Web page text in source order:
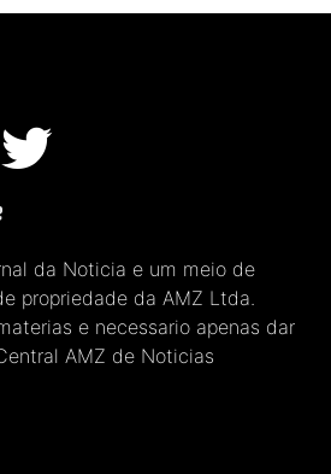
da Noticia e um meio de
propriedade da AMZ Ltda.
e necessario apenas dar
AMZ de Noticias